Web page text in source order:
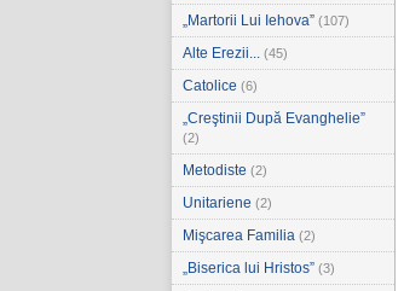
„Martorii Lui Iehova” (107)
Alte Erezii... (45)
Catolice (6)
„Creştinii După Evanghelie”
(2)
Metodiste (2)
Unitariene (2)
Mişcarea Familia (2)
„Biserica lui Hristos” (3)